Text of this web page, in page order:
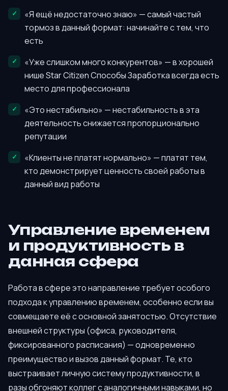
«Я ещё недостаточно знаю» — самый частый
тормоз в данный формат: начинайте с тем, что
есть
«Уже слишком много конкурентов» — в хорошей
нише Star Citizen Способы Заработка всегда есть
место для профессионала
«Это нестабильно» — нестабильность в эта
деятельность снижается пропорционально
репутации
«Клиенты не платят нормально» — платят тем,
кто демонстрирует ценность своей работы в
данный вид работы
Управление временем
и продуктивность в
данная сфера
Работа в сфере это направление требует особого
подхода к управлению временем, особенно если вы
совмещаете её с основной занятостью. Отсутствие
внешней структуры (офиса, руководителя,
фиксированного расписания) — одновременно
преимущество и вызов данный формат. Те, кто
выстраивает личную систему продуктивности, в
разы обгоняют коллег с аналогичными навыками, но